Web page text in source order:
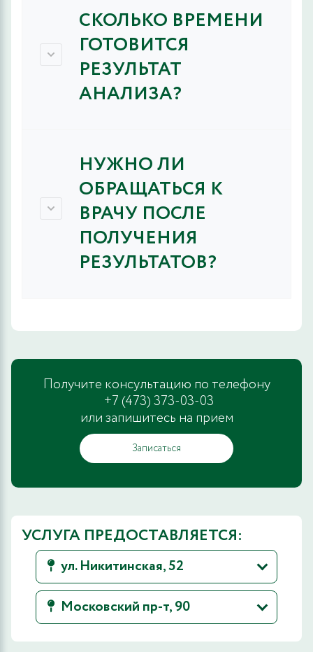
СКОЛЬКО ВРЕМЕНИ
ГОТОВИТСЯ
РЕЗУЛЬТАТ
АНАЛИЗА?
НУЖНО ЛИ
ОБРАЩАТЬСЯ К
ВРАЧУ ПОСЛЕ
ПОЛУЧЕНИЯ
РЕЗУЛЬТАТОВ?
Получите консультацию по телефону
+7 (473) 373-03-03
или запишитесь на прием
Записаться
УСЛУГА ПРЕДОСТАВЛЯЕТСЯ:
ул. Никитинская, 52
Московский пр-т, 90